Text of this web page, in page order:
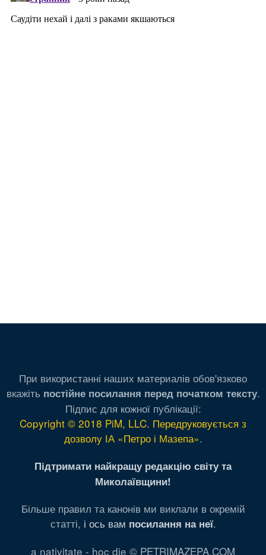
При використанні наших материалів обов'язково
вкажіть постійне посилання перед початком тексту.
Підпис для кожної публікації:
Copyright © 2018 PiM, LLC. Передруковується з
дозволу ІА «Петро і Мазепа».
Підтримати найкращу редакцію світу та
Миколаївщини!
Більше правил та канонів ми виклали в окремій
статті, і ось вам посилання на неї.
a nativitate - hoc die © PETRIMAZEPA.COM